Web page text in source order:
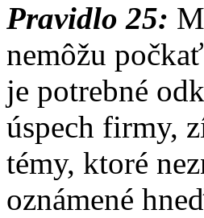
Pravidlo 25:
nemôžu
je potrebné
úspech firmy,
témy, ktoré
oznámené